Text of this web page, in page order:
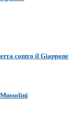
contro il Giappone